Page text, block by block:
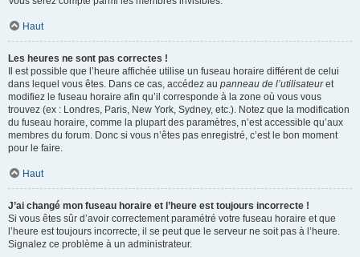
Haut
Les heures ne sont pas correctes !
Il est possible que l’heure affichée utilise un fuseau horaire différent de celui
dans lequel vous êtes. Dans ce cas, accédez au panneau de l’utilisateuret
modifiez le fuseau horaire afin qu’il corresponde à la zone où vous vous
trouvez (ex : Londres, Paris, New York, Sydney, etc.). Notez que la modification
du fuseau horaire, comme la plupart des paramètres, n’est accessible qu’aux
membres du forum. Donc si vous n’êtes pas enregistré, c’est le bon moment
pour le faire.
Haut
J’ai changé mon fuseau horaire et l’heure est toujours incorrecte !
Si vous êtes sûr d’avoir correctement paramétré votre fuseau horaire et que
l’heure est toujours incorrecte, il se peut que le serveur ne soit pas à l’heure.
Signalez ce problème à un administrateur.